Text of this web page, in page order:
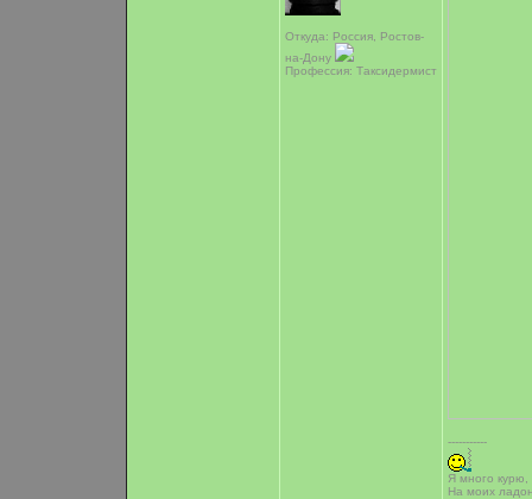
Откуда: Россия, Ростов-
на-Дону
Профессия: Таксидермист
-----------
Я много курю,
На моих